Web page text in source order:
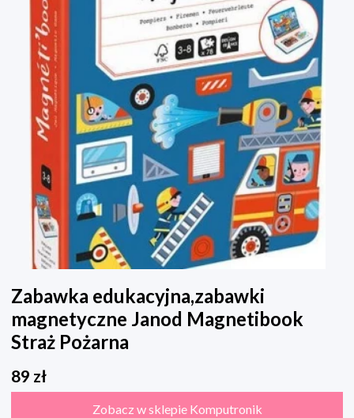
Zabawka edukacyjna,zabawki
magnetyczne Janod Magnetibook
Straż Pożarna
89 zł
Zobacz w sklepie Komputronik